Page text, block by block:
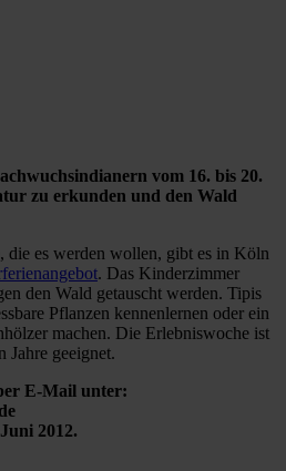
vom 16. bis 20.
zu erkunden und den Wald
die es werden wollen, gibt es in Köln
. Das Kinderzimmer
den Wald getauscht werden. Tipis
Pflanzen kennenlernen oder ein
machen. Die Erlebniswoche ist
Jahre geeignet.
E-Mail unter:
2012.